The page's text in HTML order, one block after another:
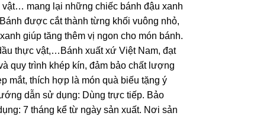
mang lại những chiếc bánh đậu xanh
được cắt thành từng khối vuông nhỏ,
giúp tăng thêm vị ngon cho món bánh.
thực vật,…Bánh xuất xứ Việt Nam, đạt
quy trình khép kín, đảm bảo chất lượng
mắt, thích hợp là món quà biếu tặng ý
dẫn sử dụng: Dùng trực tiếp. Bảo
7 tháng kể từ ngày sản xuất. Nơi sản